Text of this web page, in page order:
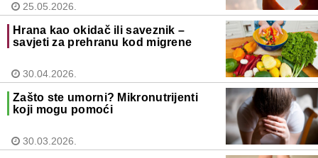
25.05.2026.
Hrana kao okidač ili saveznik –
savjeti za prehranu kod migrene
30.04.2026.
Zašto ste umorni? Mikronutrijenti
koji mogu pomoći
30.03.2026.